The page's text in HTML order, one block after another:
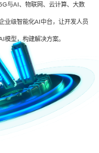
与AI、物联网、云计算、大数
业级智能化AI中台，让开发人员
型，构建解决方案。